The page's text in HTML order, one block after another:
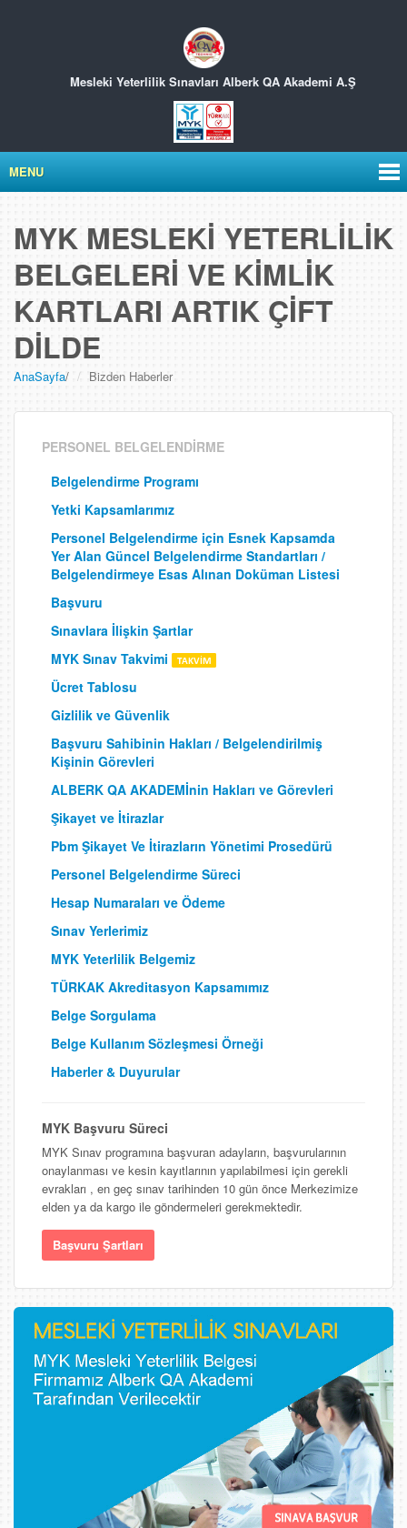
Mesleki Yeterlilik Sınavları Alberk QA Akademi A.Ş
MENU
MYK MESLEKİ YETERLİLİK
BELGELERİ VE KİMLİK
KARTLARI ARTIK ÇİFT
DİLDE
AnaSayfa/ Bizden Haberler
PERSONEL BELGELENDİRME
Belgelendirme Programı
Yetki Kapsamlarımız
Personel Belgelendirme için Esnek Kapsamda
Yer Alan Güncel Belgelendirme Standartları /
Belgelendirmeye Esas Alınan Doküman Listesi
Başvuru
Sınavlara İlişkin Şartlar
MYK Sınav Takvimi
Ücret Tablosu
Gizlilik ve Güvenlik
Başvuru Sahibinin Hakları / Belgelendirilmiş
Kişinin Görevleri
ALBERK QA AKADEMİnin Hakları ve Görevleri
Şikayet ve İtirazlar
Pbm Şikayet Ve İtirazların Yönetimi Prosedürü
Personel Belgelendirme Süreci
Hesap Numaraları ve Ödeme
Sınav Yerlerimiz
MYK Yeterlilik Belgemiz
TÜRKAK Akreditasyon Kapsamımız
Belge Sorgulama
Belge Kullanım Sözleşmesi Örneği
Haberler & Duyurular
MYK Başvuru Süreci
MYK Sınav programına başvuran adayların, başvurularının
onaylanması ve kesin kayıtlarının yapılabilmesi için gerekli
evrakları , en geç sınav tarihinden 10 gün önce Merkezimize
elden ya da kargo ile göndermeleri gerekmektedir.
Başvuru Şartları